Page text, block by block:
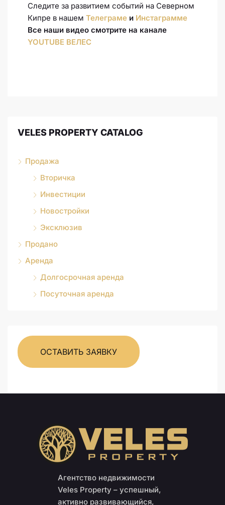
Следите за развитием событий на Северном
Кипре в нашем Телеграме и Инстаграмме
Все наши видео смотрите на канале
YOUTUBE ВЕЛЕС
VELES PROPERTY CATALOG
Продажа
Вторичка
Инвестиции
Новостройки
Эксклюзив
Продано
Аренда
Долгосрочная аренда
Посуточная аренда
ОСТАВИТЬ ЗАЯВКУ
Агентство недвижимости
Veles Property – успешный,
активно развивающийся,